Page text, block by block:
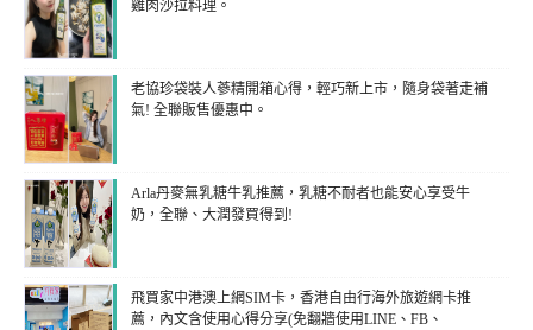
雞肉沙拉料理。
老協珍袋裝人蔘精開箱心得，輕巧新上市，隨身袋著走補
氣! 全聯販售優惠中。
Arla丹麥無乳糖牛乳推薦，乳糖不耐者也能安心享受牛
奶，全聯、大潤發買得到!
飛買家中港澳上網SIM卡，香港自由行海外旅遊網卡推
薦，內文含使用心得分享(免翻牆使用LINE、FB、